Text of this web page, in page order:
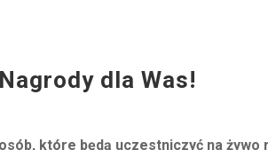
Nagrody dla Was!
które będą uczestniczyć na